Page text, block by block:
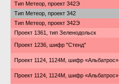
Тип Метеор, проект 342Э
Тип Метеор, проект 342
Тип Метеор, проект 342Э
Проект 1361, тип Зеленодольск
Проект 1236, шифр "Стенд"
Проект 1124, 1124М, шифр «Альбатрос»
Проект 1124, 1124М, шифр «Альбатрос»